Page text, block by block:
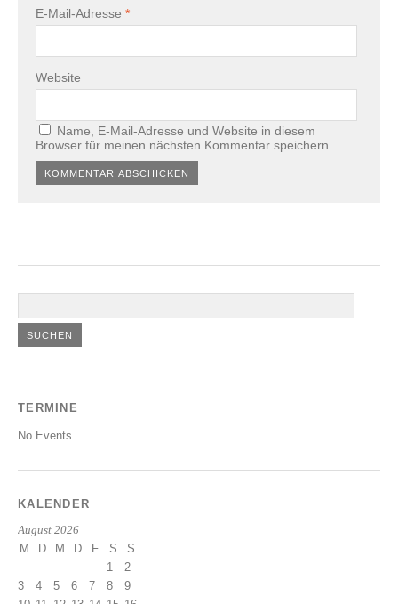
E-Mail-Adresse *
Website
Name, E-Mail-Adresse und Website in diesem
Browser für meinen nächsten Kommentar speichern.
TERMINE
No Events
KALENDER
August 2026
M D M D F S
S
1
2
3
4 5 6 7 8
9